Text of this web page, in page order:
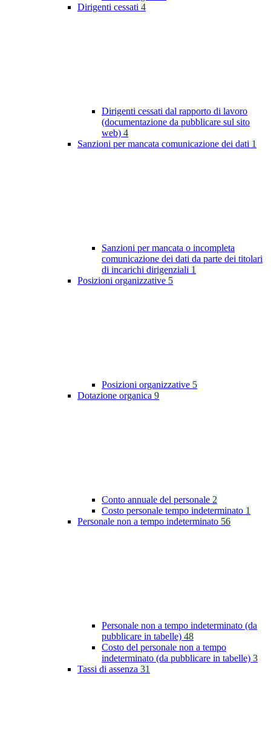
Dirigenti cessati 4
Dirigenti cessati dal rapporto di lavoro
(documentazione da pubblicare sul sito
web) 4
Sanzioni per mancata comunicazione dei dati 1
Sanzioni per mancata o incompleta
comunicazione dei dati da parte dei titolari
di incarichi dirigenziali 1
Posizioni organizzative 5
Posizioni organizzative 5
Dotazione organica 9
Conto annuale del personale 2
Costo personale tempo indeterminato 1
Personale non a tempo indeterminato 56
Personale non a tempo indeterminato (da
pubblicare in tabelle) 48
Costo del personale non a tempo
indeterminato (da pubblicare in tabelle) 3
Tassi di assenza 31